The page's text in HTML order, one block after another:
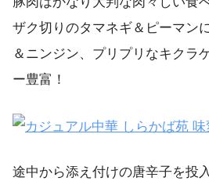
ザク切りのタマネギ＆ピーマン
＆ニンジン、プリプリなキクラ
ー豊富！
途中から添え付けの唐辛子を投